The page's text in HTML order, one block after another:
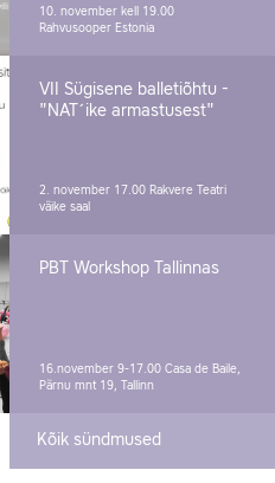
10. november kell 19.00
Rahvusooper Estonia
VII Sügisene balletiõhtu -
"NAT´ike armastusest"
2. november 17.00 Rakvere Teatri
väike saal
PBT Workshop Tallinnas
16.november 9-17.00 Casa de Baile,
Pärnu mnt 19, Tallinn
Kõik sündmused